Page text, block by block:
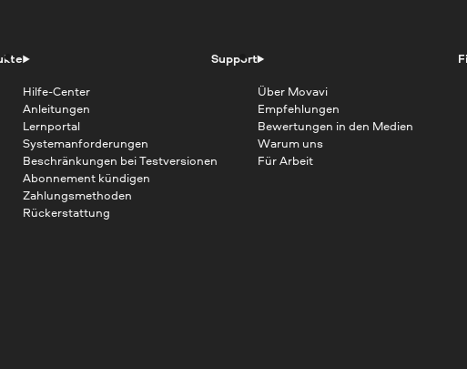
Support
Hilfe-Center
Anleitungen
Lernportal
Systemanforderungen
Beschränkungen bei Testversionen
Abonnement kündigen
Zahlungsmethoden
Rückerstattung
Über Movavi
Empfehlungen
Bewertungen in den Medien
Warum uns
Für Arbeit